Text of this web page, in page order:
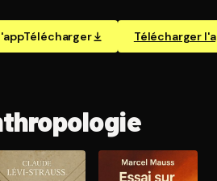
Télécharger Télécharger